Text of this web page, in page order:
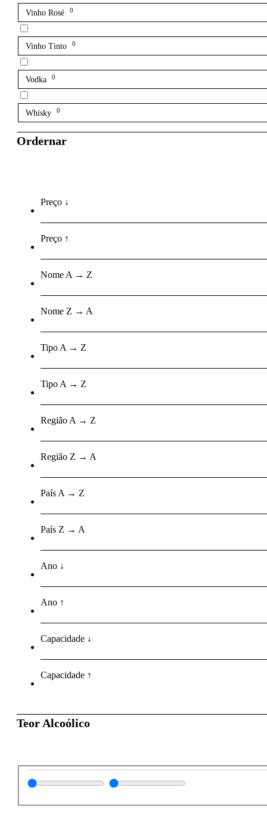
Vinho Rosé 0
Vinho Tinto 0
Vodka 0
Whisky 0
Ordernar
Preço ↓
Preço ↑
Nome A → Z
Nome Z → A
Tipo A → Z
Tipo A → Z
Região A → Z
Região Z → A
País A → Z
País Z → A
Ano ↓
Ano ↑
Capacidade ↓
Capacidade ↑
Teor Alcoólico